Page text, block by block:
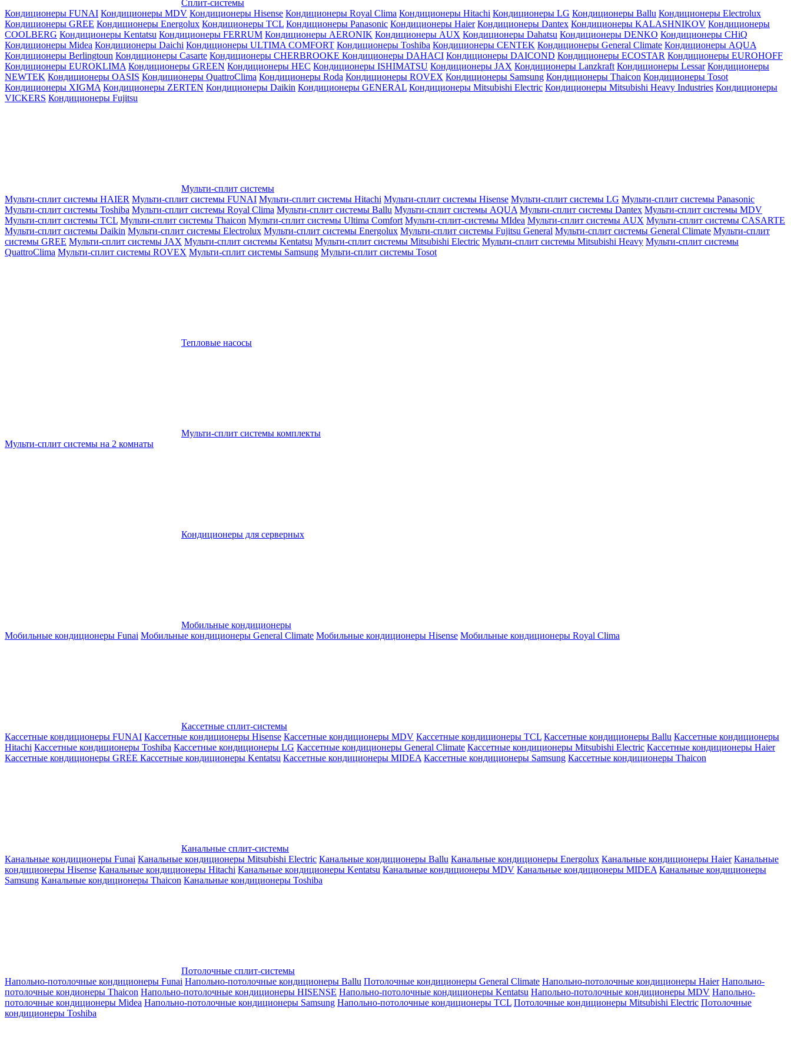
Сплит-системы
Кондиционеры FUNAI Кондиционеры MDV Кондиционеры Hisense Кондиционеры Royal Clima Кондиционеры Hitachi Кондиционеры LG Кондиционеры Ballu Кондиционеры Electrolux
Кондиционеры GREE Кондиционеры Energolux Кондиционеры TCL Кондиционеры Panasonic Кондиционеры Haier Кондиционеры Dantex Кондиционеры KALASHNIKOV Кондиционеры
СOOLBERG Кондиционеры Kentatsu Кондиционеры FERRUM Кондиционеры AERONIK Кондиционеры AUX Кондиционеры Dahatsu Кондиционеры DENKO Кондиционеры CHiQ
Кондиционеры Midea Кондиционеры Daichi Кондиционеры ULTIMA COMFORT Кондиционеры Toshiba Кондиционеры CENTEK Кондиционеры General Climate Кондиционеры AQUA
Кондиционеры Berlingtoun Кондиционеры Casarte Кондиционеры CHERBROOKE Кондиционеры DAHACI Кондиционеры DAICOND Кондиционеры ECOSTAR Кондиционеры EUROHOFF
Кондиционеры EUROKLIMA Кондиционеры GREEN Кондиционеры HEC Кондиционеры ISHIMATSU Кондиционеры JAX Кондиционеры Lanzkraft Кондиционеры Lessar Кондиционеры
NEWTEK Кондиционеры OASIS Кондиционеры QuattroClima Кондиционеры Roda Кондиционеры ROVEX Кондиционеры Samsung Кондиционеры Thaicon Кондиционеры Tosot
Кондиционеры XIGMA Кондиционеры ZERTEN Кондиционеры Daikin Кондиционеры GENERAL Кондиционеры Mitsubishi Electric Кондиционеры Mitsubishi Heavy Industries Кондиционеры
VICKERS Кондиционеры Fujitsu
Мульти-сплит системы
Мульти-сплит системы HAIER Мульти-сплит системы FUNAI Мульти-сплит системы Hitachi Мульти-сплит системы Hisense Мульти-сплит системы LG Мульти-сплит системы Panasonic
Мульти-сплит системы Toshiba Мульти-сплит системы Royal Clima Мульти-сплит системы Ballu Мульти-сплит системы AQUA Мульти-сплит системы Dantex Мульти-сплит системы MDV
Мульти-сплит системы TCL Мульти-сплит системы Thaicon Мульти-сплит системы Ultima Comfort Мульти-сплит-системы MIdea Мульти-сплит системы AUX Мульти-сплит системы CASARTE
Мульти-сплит системы Daikin Мульти-сплит системы Electrolux Мульти-сплит системы Energolux Мульти-сплит системы Fujitsu General Мульти-сплит системы General Climate Мульти-сплит
системы GREE Мульти-сплит системы JAX Мульти-сплит системы Kentatsu Мульти-сплит системы Mitsubishi Electric Мульти-сплит системы Mitsubishi Heavy Мульти-сплит системы
QuattroClima Мульти-сплит системы ROVEX Мульти-сплит системы Samsung Мульти-сплит системы Tosot
Тепловые насосы
Мульти-сплит системы комплекты
Мульти-сплит системы на 2 комнаты
Кондиционеры для серверных
Мобильные кондиционеры
Мобильные кондиционеры Funai Мобильные кондиционеры General Climate Мобильные кондиционеры Hisense Мобильные кондиционеры Royal Clima
Кассетные сплит-системы
Кассетные кондиционеры FUNAI Кассетные кондиционеры Hisense Кассетные кондиционеры MDV Кассетные кондиционеры TCL Кассетные кондиционеры Ballu Кассетные кондиционеры
Hitachi Кассетные кондиционеры Toshiba Кассетные кондиционеры LG Кассетные кондиционеры General Climate Кассетные кондиционеры Mitsubishi Electric Кассетные кондиционеры Haier
Кассетные кондиционеры GREE Кассетные кондиционеры Kentatsu Кассетные кондиционеры MIDEA Кассетные кондиционеры Samsung Кассетные кондиционеры Thaicon
Канальные сплит-системы
Канальные кондиционеры Funai Канальные кондиционеры Mitsubishi Electric Канальные кондиционеры Ballu Канальные кондиционеры Energolux Канальные кондиционеры Haier Канальные
кондиционеры Hisense Канальные кондиционеры Hitachi Канальные кондиционеры Kentatsu Канальные кондиционеры MDV Канальные кондиционеры MIDEA Канальные кондиционеры
Samsung Канальные кондиционеры Thaicon Канальные кондиционеры Toshiba
Потолочные сплит-системы
Напольно-потолочные кондиционеры Funai Напольно-потолочные кондиционеры Ballu Потолочные кондиционеры General Climate Напольно-потолочные кондиционеры Haier Напольно-
потолочные кондионеры Thaicon Напольно-потолочные кондиционеры HISENSE Напольно-потолочные кондиционеры Kentatsu Напольно-потолочные кондиционеры MDV Напольно-
потолочные кондиционеры Midea Напольно-потолочные кондиционеры Samsung Напольно-потолочные кондиционеры TCL Потолочные кондиционеры Mitsubishi Electric Потолочные
кондиционеры Toshiba